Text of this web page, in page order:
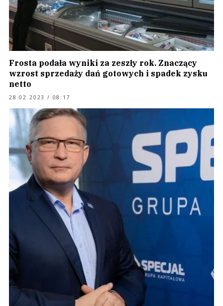
Frosta podała wyniki za zeszły rok. Znaczący
wzrost sprzedaży dań gotowych i spadek zysku
netto
28.02.2023 / 08:17